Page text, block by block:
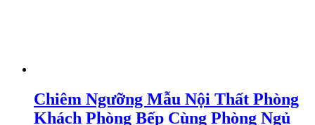
Chiêm Ngưỡng Mẫu Nội Thất Phòng
Khách Phòng Bếp Cùng Phòng Ngủ